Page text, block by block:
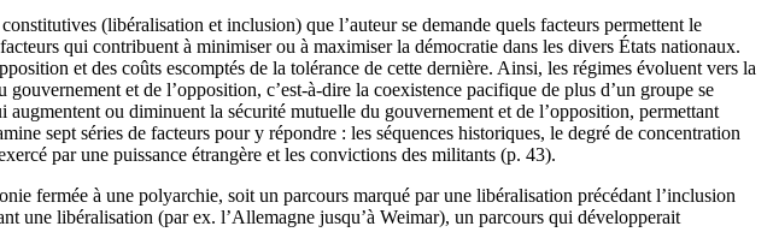
(libéralisation et inclusion) que l’auteur se demande quels facteurs permettent le
qui contribuent à minimiser ou à maximiser la démocratie dans les divers États nationaux.
et des coûts escomptés de la tolérance de cette dernière. Ainsi, les régimes évoluent vers la
et de l’opposition, c’est-à-dire la coexistence pacifique de plus d’un groupe se
ou diminuent la sécurité mutuelle du gouvernement et de l’opposition, permettant
sept séries de facteurs pour y répondre : les séquences historiques, le degré de concentration
par une puissance étrangère et les convictions des militants (p. 43).
fermée à une polyarchie, soit un parcours marqué par une libéralisation précédant l’inclusion
une libéralisation (par ex. l’Allemagne jusqu’à Weimar), un parcours qui développerait